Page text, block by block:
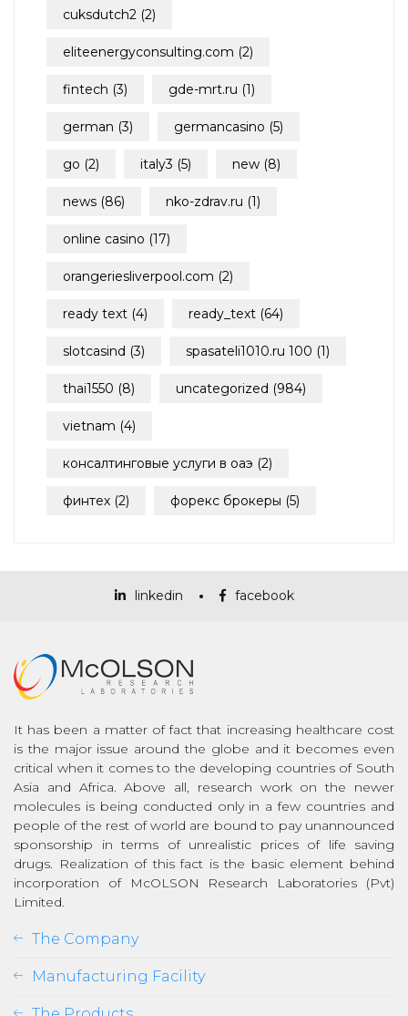
cuksdutch2 (2)
eliteenergyconsulting.com (2)
fintech (3) gde-mrt.ru (1)
german (3) germancasino (5)
go (2) italy3 (5) new (8)
news (86) nko-zdrav.ru (1)
online casino (17)
orangeriesliverpool.com (2)
ready text (4) ready_text (64)
slotcasind (3) spasateli1010.ru 100 (1)
thai1550 (8) uncategorized (984)
vietnam (4)
консалтинговые услуги в оаэ (2)
финтех (2) форекс брокеры (5)
linkedin facebook
It has been a matter of fact that increasing healthcare cost
is the major issue around the globe and it becomes even
critical when it comes to the developing countries of South
Asia and Africa. Above all, research work on the newer
molecules is being conducted only in a few countries and
people of the rest of world are bound to pay unannounced
sponsorship in terms of unrealistic prices of life saving
drugs. Realization of this fact is the basic element behind
incorporation of McOLSON Research Laboratories (Pvt)
Limited.
The Company
Manufacturing Facility